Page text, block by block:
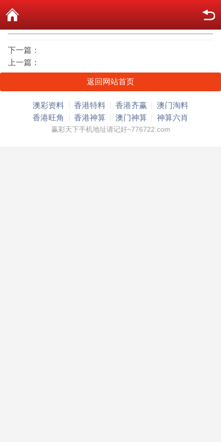
下一篇：
上一篇：
返回网站首页
澳彩资料 香港特料 香港齐赢
澳门淘料
香港旺角
香港神算 澳门神算 神算六肖
赢彩天下手机地址请记好~776722.com